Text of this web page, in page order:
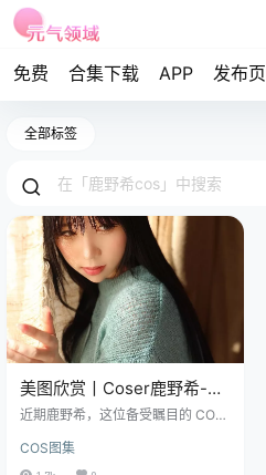
免费 合集下载 APP 发布页
全部标签
美图欣赏丨Coser鹿野希-土
曜日の彼女 95枚电子版
近期鹿野希，这位备受瞩目的 COS
2 月 31 日，摩羯座的她自带一种沉
稳与坚毅。她签约于北京中动爱盟
COS图集